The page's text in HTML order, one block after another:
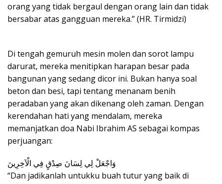
orang yang tidak bergaul dengan orang lain dan tidak
bersabar atas gangguan mereka.” (HR. Tirmidzi)
Di tengah gemuruh mesin molen dan sorot lampu
darurat, mereka menitipkan harapan besar pada
bangunan yang sedang dicor ini. Bukan hanya soal
beton dan besi, tapi tentang menanam benih
peradaban yang akan dikenang oleh zaman. Dengan
kerendahan hati yang mendalam, mereka
memanjatkan doa Nabi Ibrahim AS sebagai kompas
perjuangan:
وَاجْعَلْ لِي لِسَانَ صِدْقٍ فِي الْآخِرِينَ
“Dan jadikanlah untukku buah tutur yang baik di